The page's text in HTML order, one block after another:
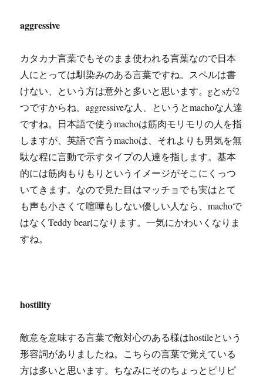
aggressive
カタカナ言葉でもそのまま使われる言葉なので日本
人にとっては馴染みのある言葉ですね。スペルは書
けない、という方は意外と多いと思います。gとsが2
つですからね。aggressiveな人、というとmachoな人達
ですね。日本語で使うmachoは筋肉モリモリの人を指
しますが、英語で言うmachoは、それよりも男気を無
駄な程に言動で示すタイプの人達を指します。基本
的には筋肉もりもりというイメージがそこにくっつ
いてきます。なので見た目はマッチョでも実はとて
も声も小さくて喧嘩もしない優しい人なら、machoで
はなくTeddy bearになります。一気にかわいくなりま
すね。
hostility
敵意を意味する言葉で敵対心のある様はhostileという
形容詞がありましたね。こちらの言葉で覚えている
方は多いと思います。ちなみにそのちょっとピリピ